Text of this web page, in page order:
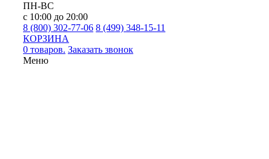
ПН-ВС
с 10:00 до 20:00
8 (800) 302-77-06 8 (499) 348-15-11
КОРЗИНА
0 товаров. Заказать звонок
Меню